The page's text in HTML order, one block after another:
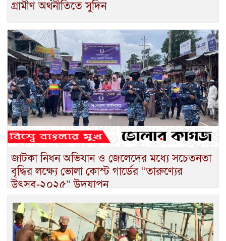
গ্রামীণ অর্থনীতিতে সুদিন
জাটকা নিধন অভিযান ও জেলেদের মধ্যে সচেতনতা
বৃদ্ধির লক্ষ্যে ভোলা কোস্ট গার্ডের “তারুণ্যের
উৎসব-২০২৫” উদযাপন